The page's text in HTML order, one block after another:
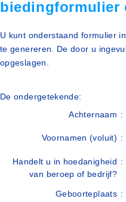
biedingformulier
U kunt onderstaand formulier
te genereren. De door u
opgeslagen.
De ondergetekende:
Achternaam :
Voornamen (voluit) :
Handelt u in hoedanigheid
van beroep of bedrijf?
:
Geboorteplaats :